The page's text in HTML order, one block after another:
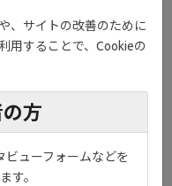
B細胞にIFN-γまたは溶媒
分子のB7分子の発現を観
線維芽細胞は、MHCクラ
、サイトの改善のために
用することで、Cookieの
方
ビューフォームなどを
す。